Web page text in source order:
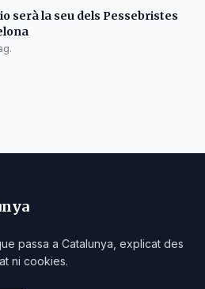
serà la seu dels Pessebristes
passa a Catalunya, explicat des
ni cookies.